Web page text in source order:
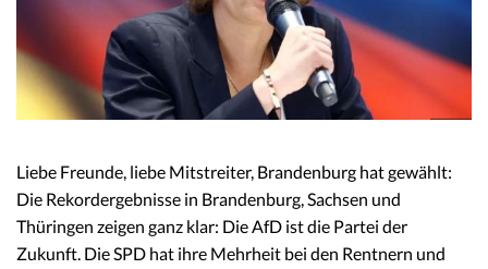
Liebe Freunde, liebe Mitstreiter, Brandenburg hat gewählt:
Die Rekordergebnisse in Brandenburg, Sachsen und
Thüringen zeigen ganz klar: Die AfD ist die Partei der
Zukunft. Die SPD hat ihre Mehrheit bei den Rentnern und